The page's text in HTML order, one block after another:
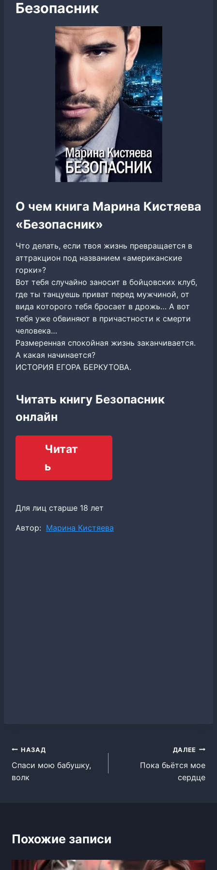
Безопасник
О чем книга Марина Кистяева
«Безопасник»
Что делать, если твоя жизнь превращается в
аттракцион под названием «американские
горки»?
Вот тебя случайно заносит в бойцовских клуб,
где ты танцуешь приват перед мужчиной, от
вида которого тебя бросает в дрожь… А вот
тебя уже обвиняют в причастности к смерти
человека…
Размеренная спокойная жизнь заканчивается.
А какая начинается?
ИСТОРИЯ ЕГОРА БЕРКУТОВА.
Читать книгу Безопасник
онлайн
Читат
ь
Для лиц старше 18 лет
Метки
Автор: Марина Кистяева
Навигация
по
НАЗАД
Спаси мою бабушку,
волк
ДАЛЕЕ
Пока бьётся мое
сердце
Похожие записи